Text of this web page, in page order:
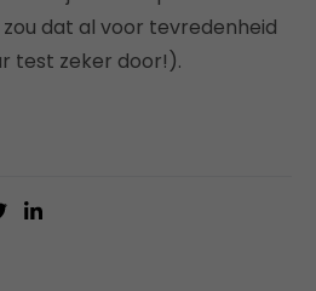
dat al voor tevredenheid
test zeker door!).